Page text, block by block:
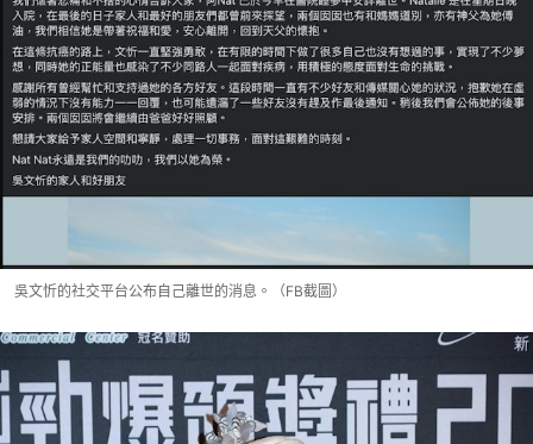
吳文忻的社交平台公布自己離世的消息。（FB截圖）